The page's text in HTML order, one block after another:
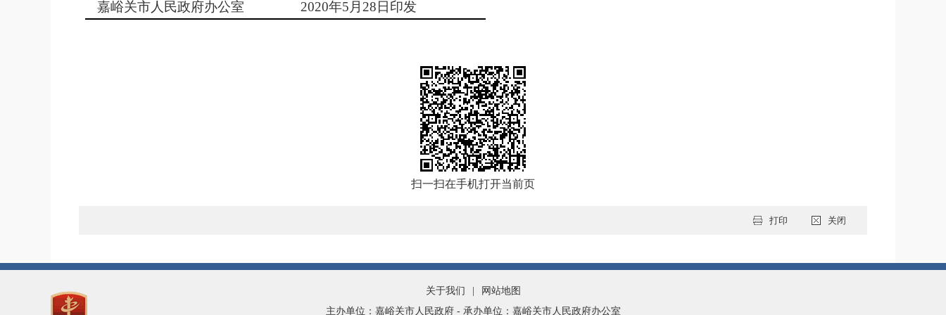
嘉峪关市人民政府办公室 2020年5 月 28 日印发
扫一扫在手机打开当前页
打印 关闭
关于我们
网站地图
主办单位：嘉峪关市人民政府 - 承办单位：嘉峪关市人民政府办公室